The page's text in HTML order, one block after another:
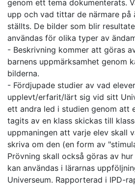
genom ett tema dokumenterats.
upp och vad tittar de närmare på
ställts. De bilder som blir
användas för olika typer av
- Beskrivning kommer att göras
barnens uppmärksamhet genom
bilderna.
- Fördjupade studier av vad
upplevt/erfarit/lärt sig vid sitt
ett andra led i studien genom att
tagits av en klass skickas till
uppmaningen att varje elev skall
skriva om den (en form av
Prövning skall också göras av
kan användas i lärarnas
Universeum. Rapporterad i IPD-